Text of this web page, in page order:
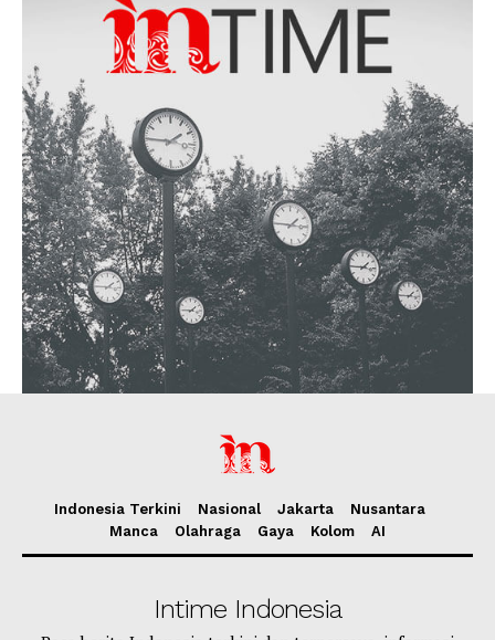
Indonesia Terkini Nasional Jakarta
Nusantara
Manca
Olahraga Gaya Kolom AI
Intime Indonesia